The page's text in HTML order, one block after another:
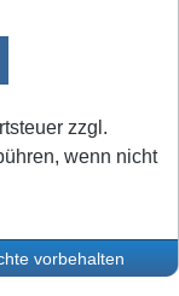
zzgl.
wenn nicht
vorbehalten